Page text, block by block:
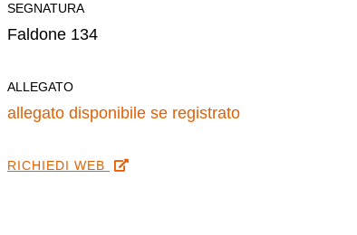
SEGNATURA
Faldone 134
ALLEGATO
allegato disponibile se registrato
RICHIEDI WEB